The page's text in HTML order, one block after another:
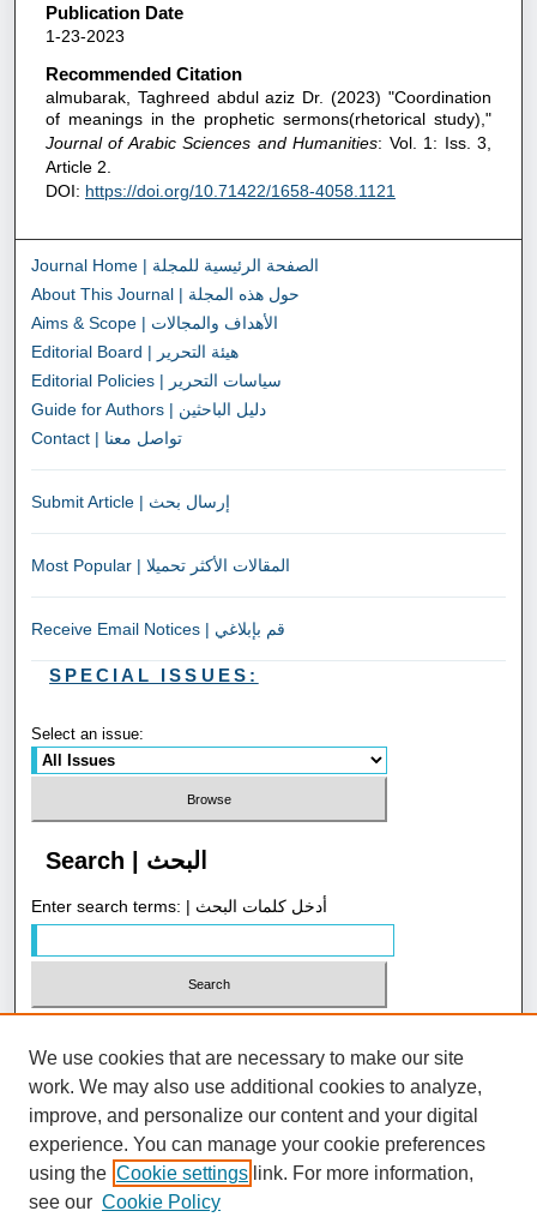
Publication Date
1-23-2023
Recommended Citation
almubarak, Taghreed abdul aziz Dr. (2023) "Coordination
of meanings in the prophetic sermons(rhetorical study),"
Journal of Arabic Sciences and Humanities: Vol. 1: Iss. 3,
Article 2.
DOI: https://doi.org/10.71422/1658-4058.1121
Journal Home | الصفحة الرئيسية للمجلة
About This Journal | حول هذه المجلة
Aims & Scope | الأهداف والمجالات
Editorial Board | هيئة التحرير
Editorial Policies | سياسات التحرير
Guide for Authors | دليل الباحثين
Contact | تواصل معنا
Submit Article | إرسال بحث
Most Popular | المقالات الأكثر تحميلا
Receive Email Notices | قم بإبلاغي
SPECIAL ISSUES:
Select an issue:
Search | البحث
Enter search terms: | أدخل كلمات البحث
Advanced Search | بحث متقدم
ISSN: 1658-4058
We use cookies that are necessary to make our site
work. We may also use additional cookies to analyze,
improve, and personalize our content and your digital
experience. You can manage your cookie preferences
using the Cookie settings link. For more information,
see our Cookie Policy